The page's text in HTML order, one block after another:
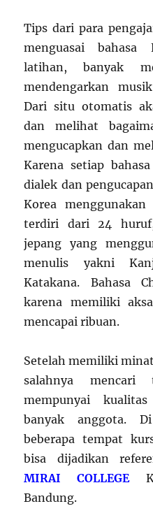
Tips dari para
menguasai bahasa
latihan, banyak
mendengarkan
Dari situ otomatis
dan melihat
mengucapkan dan
Karena setiap
dialek dan
Korea
terdiri dari 24
jepang yang
menulis yakni
Katakana. Bahasa
karena memiliki
mencapai ribuan.
Setelah memiliki
salahnya mencari
mempunyai
banyak anggota.
beberapa tempat
bisa dijadikan
MIRAI COLLEGE
Bandung.